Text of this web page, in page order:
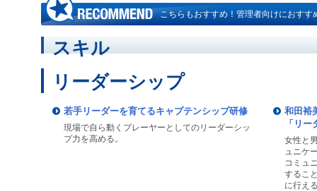
こちらもおすすめ！管理者向けにおすす
スキル
リーダーシップ
若手リーダーを育てるキャプテンシップ研修
現場で自ら動くプレーヤーとしてのリーダーシッ
プ力を高める。
和田裕
「リ
女性と
ュニケ
コミュ
するこ
に行え